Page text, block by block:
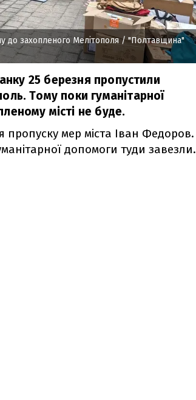
до захопленого Мелітополя/ "Полтавщина"
25 березня пропустили
Тому поки гуманітарної
місті не буде.
пропуску мер міста Іван Федоров.
допомоги туди завезли.